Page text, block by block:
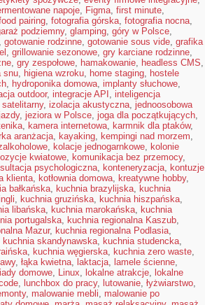
napoje, Figma, first minute,
pairing, fotografia górska, fotografia nocna,
podziemny, glamping, góry w Polsce,
, gotowanie rodzinne, gotowanie sous vide, grafika
, grillowanie sezonowe, gry karciane rodzinne,
, gry zespołowe, hamakowanie, headless CMS,
snu, higiena wzroku, home staging, hostele
, hydroponika domowa, implanty słuchowe,
outdoor, integracje API , inteligencja
, izolacja akustyczna, jednoosobowa
, jeziora w Polsce, joga dla początkujących,
, kamera internetowa, karmnik dla ptaków,
aranżacja, kayaking, kempingi nad morzem,
, kolacje jednogarnkowe, kolonie
kwiatowe, komunikacja bez przemocy,
psychologiczna, konteneryzacja, kontuzje
klienta, kotłownia domowa, kreatywne hobby,
bałkańska, kuchnia brazylijska, kuchnia
, kuchnia gruzińska, kuchnia hiszpańska,
libańska, kuchnia marokańska, kuchnia
portugalska, kuchnia regionalna Kaszub,
Mazur, kuchnia regionalna Podlasia,
kuchnia skandynawska, kuchnia studencka,
, kuchnia węgierska, kuchnia zero waste,
, łąka kwietna, laktacja, lamele ścienne,
domowe, Linux, lokalne atrakcje, lokalne
, lunchbox do pracy, lutowanie, łyżwiarstwo,
, malowanie mebli, malowanie po